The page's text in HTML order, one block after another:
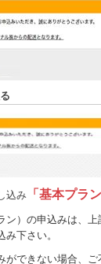
込み 「基本プラン
ン）の申込みは、上
下さい。
できない場合、ご